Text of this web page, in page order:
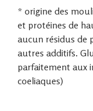
* origine des
et protéines de
aucun résidus de
autres additifs.
parfaitement aux
coeliaques)